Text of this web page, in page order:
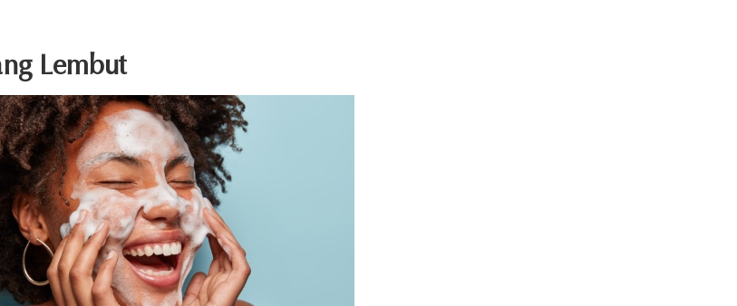
Lembut